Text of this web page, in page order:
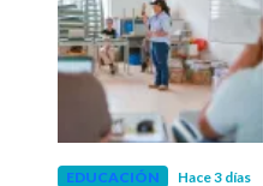
EDUCACIÓN Hace 3 días